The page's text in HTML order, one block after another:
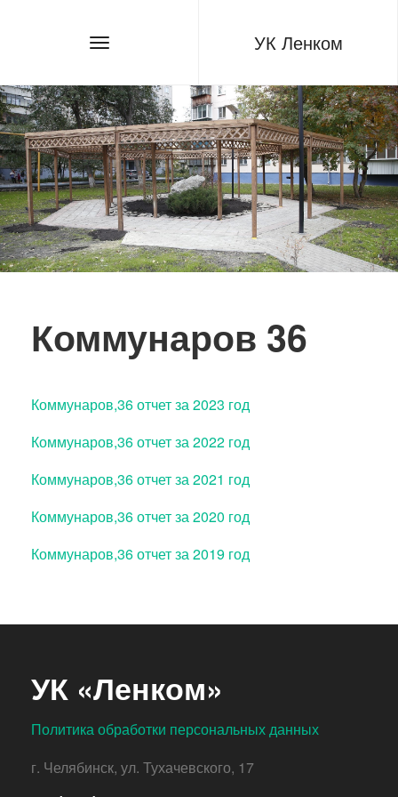
УК Ленком
Коммунаров 36
Коммунаров,36 отчет за 2023 год
Коммунаров,36 отчет за 2022 год
Коммунаров,36 отчет за 2021 год
Коммунаров,36 отчет за 2020 год
Коммунаров,36 отчет за 2019 год
УК «Ленком»
Политика обработки персональных данных
г. Челябинск, ул. Тухачевского, 17